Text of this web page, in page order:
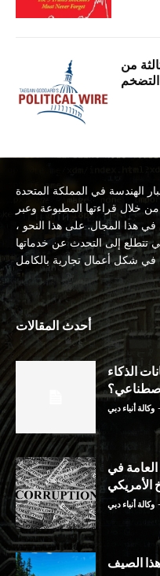
من
التضخم
الهندسة في المملكة المتحدة
خلال قراءتها المطبوعة وعبر
هذا المجال. على هذا النحو ،
تتطلع إلى التحدث عن خدماتها
أحدث المقالات
الذكاء
وكالة أنباء دبي
في
الأمريكي
وكالة أنباء دبي
هذا الصيف